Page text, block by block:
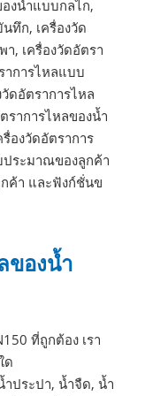
งน้ำแบบกลไก,
ทึก, เครื่องวัด
, เครื่องวัดอัตรา
าการไหลแบบ
ดอัตราการไหล
ราการไหลของน้ำ
องวัดอัตราการ
ประมาณของลูกค้า
ค้า และฟังก์ชั่นข
ของน้ำ
ที่ถูกต้อง เรา
ด
ประปา, น้ำจืด, น้ำ